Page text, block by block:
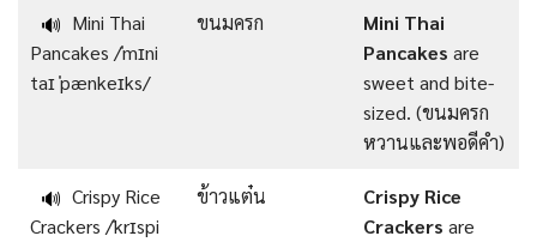
🔊 Mini Thai
Pancakes /ˈmɪni
taɪ ˈpænkeɪks/
ขนมครก
Mini Thai
Pancakes are
sweet and bite-
sized. (ขนมครก
หวานและพอดีคำ)
🔊 Crispy Rice
Crackers /ˈkrɪspi
ข้าวแต๋น
Crispy Rice
Crackers are